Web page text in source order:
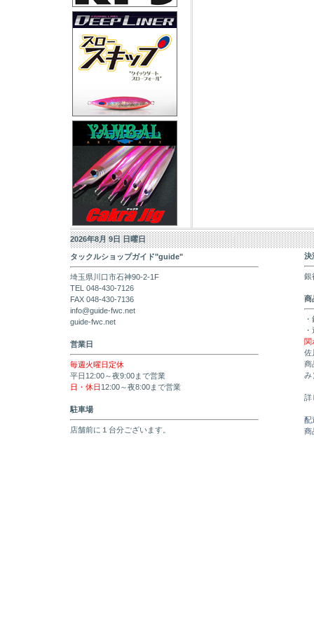
2026年8月 9日 日曜日
タックルショップガイド"guide"
埼玉県川口市石神90-2-1F
TEL 048-430-7126
FAX 048-430-7136
info@guide-fwc.net
guide-fwc.net
営業日
毎週火曜日定休
平日12:00～夜9:00まで営業
日・休日 12:00～夜8:00まで営業
駐車場
店舗前に１台分ございます。
決
銀
商
関
佐
商
み
詳
配
商